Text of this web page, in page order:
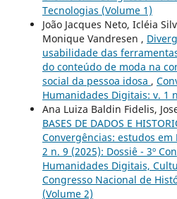
Tecnologias (Volume 1)
João Jacques Neto, Icléia
Monique Vandresen ,
usabilidade das
do conteúdo de moda na
social da pessoa idosa ,
Humanidades Digitais: v. 1
Ana Luiza Baldin Fidelis,
BASES DE DADOS E
Convergências: estudos
2 n. 9 (2025): Dossiê - 3º
Humanidades Digitais,
Congresso Nacional de
(Volume 2)